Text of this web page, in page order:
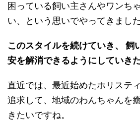
困っている飼い主さんやワンち
い、という思いでやってきました
このスタイルを続けていき、 飼
安を解消できるようにしていきた
直近では、最近始めたホリステ
追求して、地域のわんちゃんを
きたいですね。